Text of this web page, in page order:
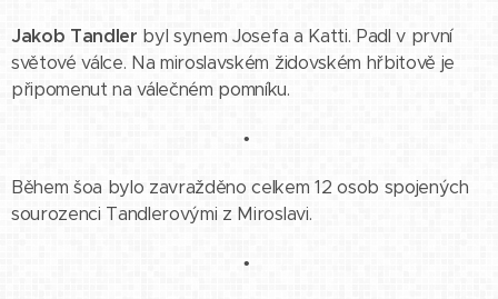
Jakob Tandler byl synem Josefa a Katti. Padl v první
světové válce. Na miroslavském židovském hřbitově je
připomenut na válečném pomníku.
•
Během šoa bylo zavražděno celkem 12 osob spojených
sourozenci Tandlerovými z Miroslavi.
•